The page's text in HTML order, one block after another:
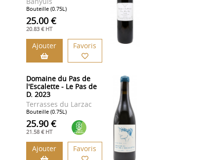
Bouteille (0.75L)
25.00 €
20.83 € HT
Ajouter Favoris
Domaine du Pas de
l'Escalette - Le Pas de
D. 2023
Terrasses du Larzac
Bouteille (0.75L)
25.90 €
21.58 € HT
Ajouter Favoris